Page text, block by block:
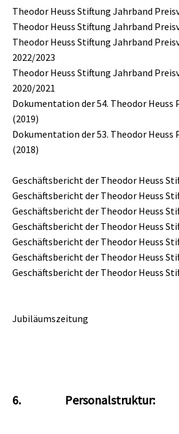
Theodor Heuss Stiftung Jahrband
Theodor Heuss Stiftung Jahrband
Theodor Heuss Stiftung Jahrband
2022/2023
Theodor Heuss Stiftung Jahrband
2020/2021
Dokumentation der 54. Theodor Heuss
(2019)
Dokumentation der 53. Theodor Heuss
(2018)
Geschäftsbericht der Theodor Heuss
Geschäftsbericht der Theodor Heuss
Geschäftsbericht der Theodor Heuss
Geschäftsbericht der Theodor Heuss
Geschäftsbericht der Theodor Heuss
Geschäftsbericht der Theodor Heuss
Geschäftsbericht der Theodor Heuss
Jubiläumszeitung
6. Personalstruktur: